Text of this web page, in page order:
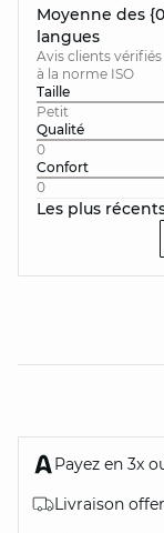
Moyenne des
langues
Avis clients
à la norme ISO
Taille
Petit
Qualité
0
Confort
0
Les plus
Payez en 3x
Livraison